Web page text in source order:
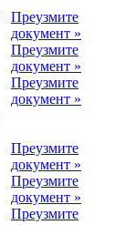
Преузмите
документ »
Преузмите
документ »
Преузмите
документ »
Преузмите
документ »
Преузмите
документ »
Преузмите